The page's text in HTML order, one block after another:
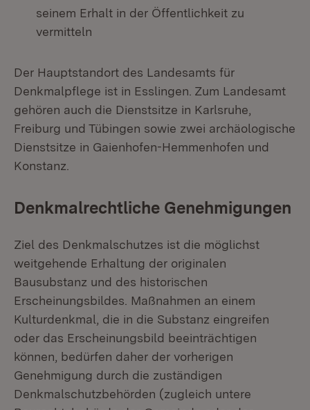
seinem Erhalt in der Öffentlichkeit zu
vermitteln
Der Hauptstandort des Landesamts für
Denkmalpflege ist in Esslingen. Zum Landesamt
gehören auch die Dienstsitze in Karlsruhe,
Freiburg und Tübingen sowie zwei archäologische
Dienstsitze in Gaienhofen-Hemmenhofen und
Konstanz.
Denkmalrechtliche Genehmigungen
Ziel des Denkmalschutzes ist die möglichst
weitgehende Erhaltung der originalen
Bausubstanz und des historischen
Erscheinungsbildes. Maßnahmen an einem
Kulturdenkmal, die in die Substanz eingreifen
oder das Erscheinungsbild beeinträchtigen
können, bedürfen daher der vorherigen
Genehmigung durch die zuständigen
Denkmalschutzbehörden (zugleich untere